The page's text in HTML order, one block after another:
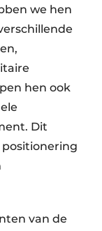
we hen
hen ook
Dit
van de